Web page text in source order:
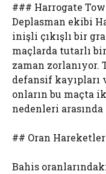
### Harrogate
Deplasman ekibi
inişli çıkışlı bir
maçlarda tutarlı
zaman zorlanıyor.
defansif
onların bu maçta
nedenleri arasında
## Oran
Bahis